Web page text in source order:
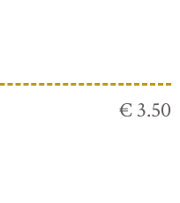
€ 3.50